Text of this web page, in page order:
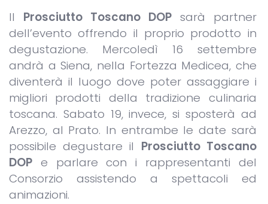
Il Prosciutto Toscano DOPsarà partner
dell’evento offrendo il proprio prodotto in
degustazione. Mercoledì 16 settembre
andrà a Siena, nella Fortezza Medicea, che
diventerà il luogo dove poter assaggiare i
migliori prodotti della tradizione culinaria
toscana. Sabato 19, invece, si sposterà ad
Arezzo, al Prato. In entrambe le date sarà
possibile degustare il Prosciutto Toscano
DOP e parlare con i rappresentanti del
Consorzio assistendo a spettacoli ed
animazioni.